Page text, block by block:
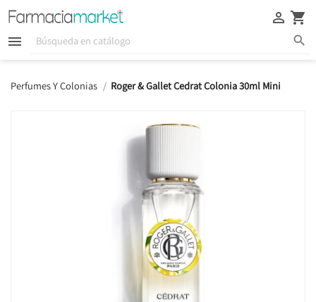
  
 
Perfumes Y Colonias Roger & Gallet Cedrat Colonia 30ml Mini